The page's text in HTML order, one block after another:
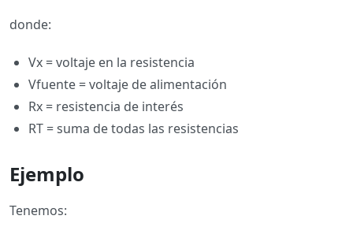
donde:
Vx = voltaje en la resistencia
Vfuente​ = voltaje de alimentación
Rx​ = resistencia de interés
RT​ = suma de todas las resistencias
Ejemplo
Tenemos: